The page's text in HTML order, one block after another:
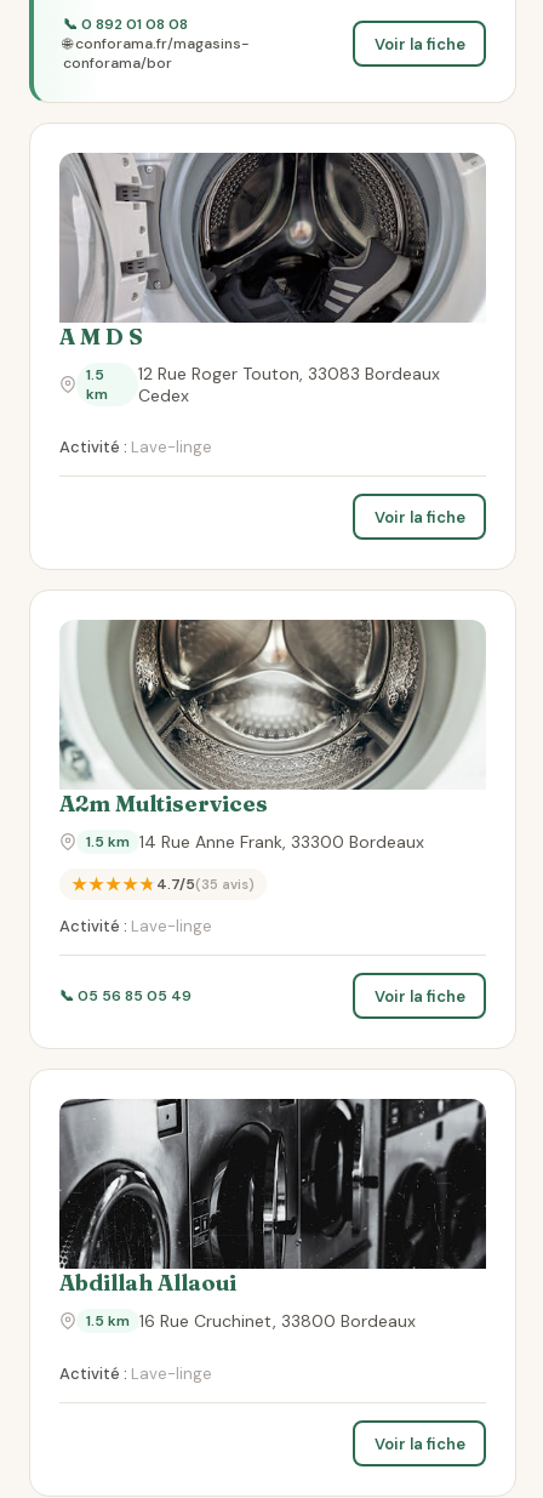
📞 0 892 01 08 08
🌐 conforama.fr/magasins-
conforama/bor
Voir la fiche
A M D S
1.5
km
12 Rue Roger Touton, 33083 Bordeaux
Cedex
Activité : Lave-linge
Voir la fiche
A2m Multiservices
1.5 km 14 Rue Anne Frank, 33300 Bordeaux
★★★★★4.7/5(35 avis)
Activité : Lave-linge
📞 05 56 85 05 49 Voir la fiche
Abdillah Allaoui
1.5 km 16 Rue Cruchinet, 33800 Bordeaux
Activité : Lave-linge
Voir la fiche